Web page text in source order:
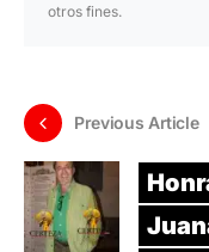
otros fines.
Previous Article